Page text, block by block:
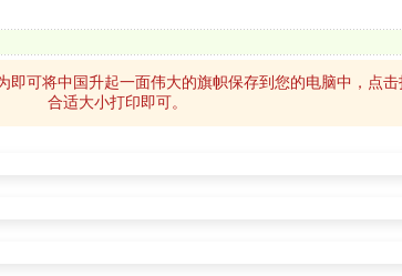
可将中国升起一面伟大的旗帜保存到您的电脑中，点
合适大小打印即可。